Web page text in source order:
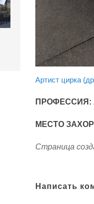
Артист цирка
ПРОФЕССИЯ:
МЕСТО
Страница
Написать